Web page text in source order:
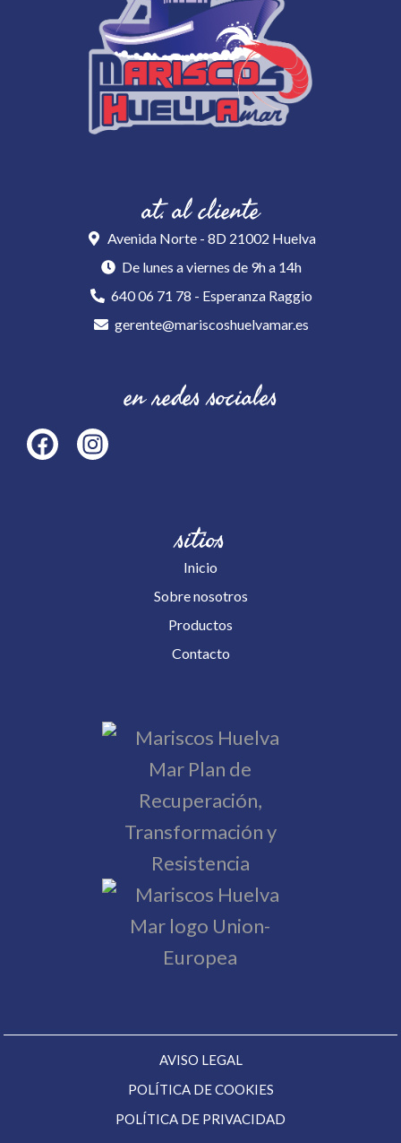
at. al cliente
Avenida Norte - 8D 21002 Huelva
De lunes a viernes de 9h a 14h
640 06 71 78 - Esperanza Raggio
gerente@mariscoshuelvamar.es
en redes sociales
sitios
Inicio
Sobre nosotros
Productos
Contacto
AVISO LEGAL
POLÍTICA DE COOKIES
POLÍTICA DE PRIVACIDAD